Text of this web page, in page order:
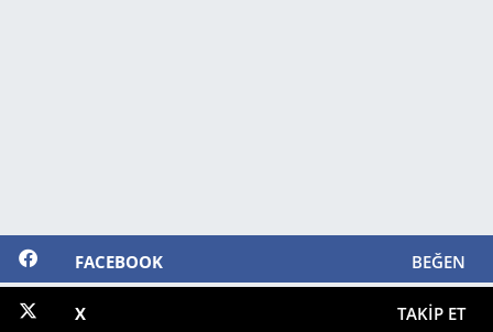
FACEBOOK BEĞEN
X TAKIP ET